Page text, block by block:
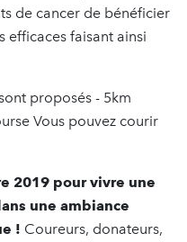
de cancer de bénéficier
efficaces faisant ainsi
proposés - 5km
Vous pouvez courir
2019 pour vivre une
une ambiance
! Coureurs, donateurs,